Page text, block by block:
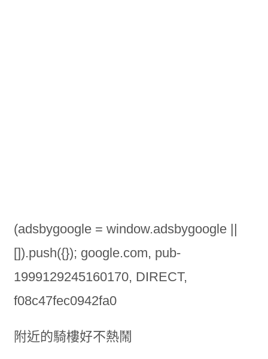
(adsbygoogle = window.adsbygoogle ||
[]).push({}); google.com, pub-
1999129245160170, DIRECT,
f08c47fec0942fa0
附近的騎樓好不熱鬧